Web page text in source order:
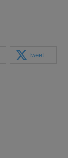
tweet